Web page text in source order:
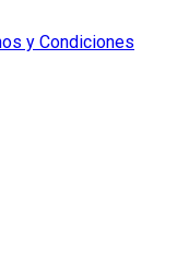
y Condiciones